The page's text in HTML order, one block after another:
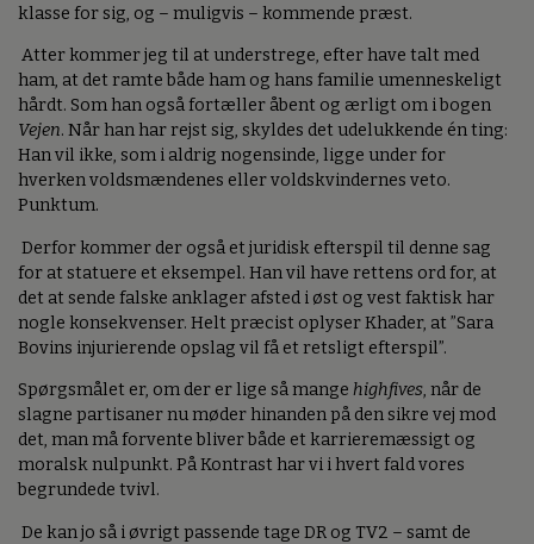
klasse for sig, og – muligvis – kommende præst.
Atter kommer jeg til at understrege, efter have talt med
ham, at det ramte både ham og hans familie umenneskeligt
hårdt. Som han også fortæller åbent og ærligt om i bogen
Vejen. Når han har rejst sig, skyldes det udelukkende én ting:
Han vil ikke, som i aldrig nogensinde, ligge under for
hverken voldsmændenes eller voldskvindernes veto.
Punktum.
Derfor kommer der også et juridisk efterspil til denne sag
for at statuere et eksempel. Han vil have rettens ord for, at
det at sende falske anklager afsted i øst og vest faktisk har
nogle konsekvenser. Helt præcist oplyser Khader, at ”Sara
Bovins injurierende opslag vil få et retsligt efterspil”.
Spørgsmålet er, om der er lige så mange highfives, når de
slagne partisaner nu møder hinanden på den sikre vej mod
det, man må forvente bliver både et karrieremæssigt og
moralsk nulpunkt. På Kontrast har vi i hvert fald vores
begrundede tvivl.
De kan jo så i øvrigt passende tage DR og TV2 – samt de